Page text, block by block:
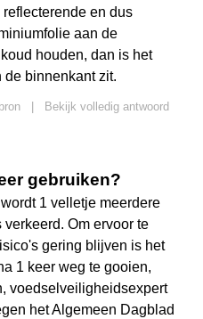
en dus
aan de
houden, dan is het
de binnenkant zit.
Bekijk volledig antwoord
gebruiken?
1 velletje meerdere
Om ervoor te
gering blijven is het
1 keer weg te gooien,
voedselveiligheidsexpert
het Algemeen Dagblad